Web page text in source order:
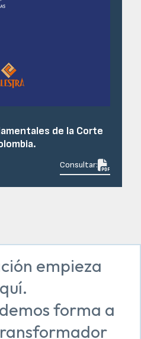
de la Corte
Consultar:
empieza
forma a